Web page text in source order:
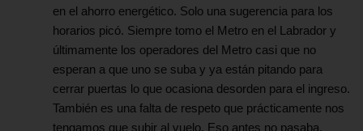
en el ahorro energético. Solo una sugerencia para los
horarios picó. Siempre tomo el Metro en el Labrador y
últimamente los operadores del Metro casi que no
esperan a que uno se suba y ya están pitando para
cerrar puertas lo que ocasiona desorden para el ingreso.
También es una falta de respeto que prácticamente nos
tengamos que subir al vuelo. Eso antes no pasaba.